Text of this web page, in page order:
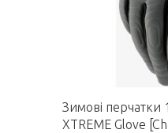
Зимові перчатки
XTREME Glove